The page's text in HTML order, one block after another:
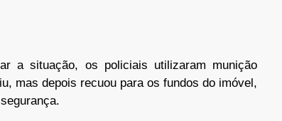
a situação, os policiais utilizaram munição
mas depois recuou para os fundos do imóvel,